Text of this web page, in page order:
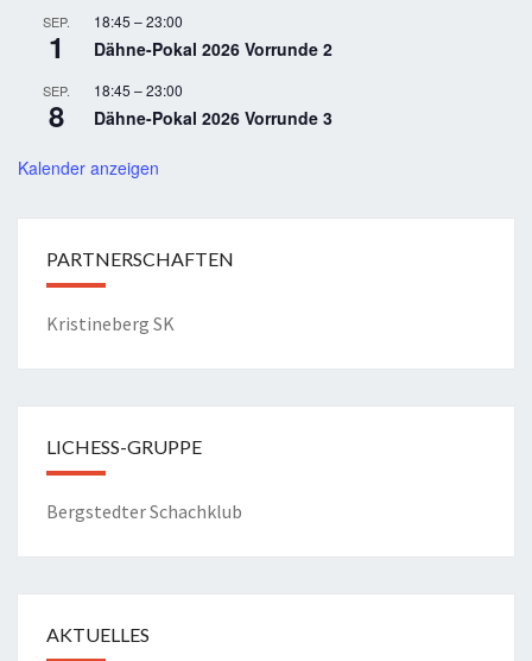
SEP.
1
18:45 –23:00
Dähne-Pokal 2026 Vorrunde 2
SEP.
8
18:45 –23:00
Dähne-Pokal 2026 Vorrunde 3
Kalender anzeigen
PARTNERSCHAFTEN
Kristineberg SK
LICHESS-GRUPPE
Bergstedter Schachklub
AKTUELLES